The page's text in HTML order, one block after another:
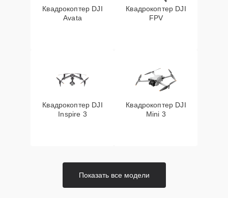
Квадрокоптер DJI
Avata
Квадрокоптер DJI
FPV
Квадрокоптер DJI
Inspire 3
Квадрокоптер DJI
Mini 3
Показать все модели